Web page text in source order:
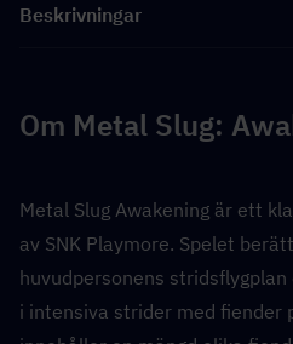
Beskrivningar
Om Metal Slug:
Metal Slug Awakening är ett
av SNK Playmore. Spelet
huvudpersonens
i intensiva strider med fiender